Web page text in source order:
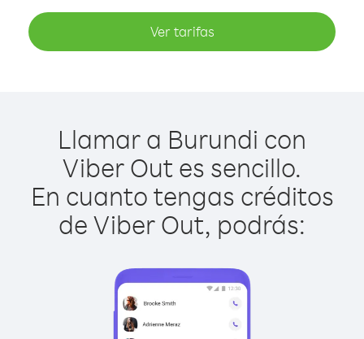
Ver tarifas
Llamar a Burundi con
Viber Out es sencillo.
En cuanto tengas créditos
de Viber Out, podrás: